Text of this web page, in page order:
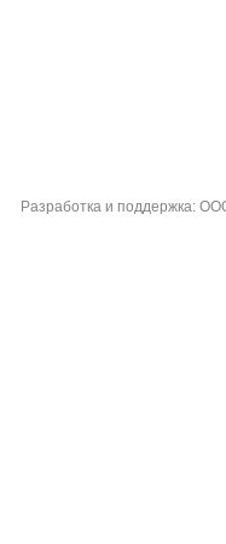
Разработка и поддержка: